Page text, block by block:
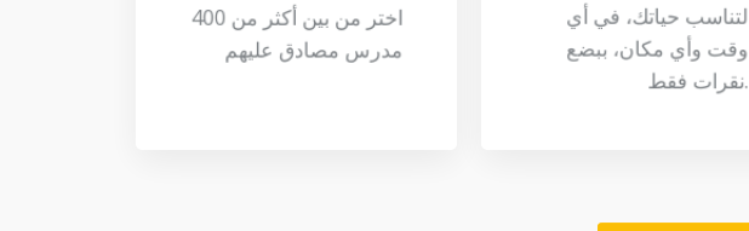
اختر من بين أكثر من 400
مدرس مصادق عليهم
لتناسب حياتك، في أي
وقت وأي مكان، ببضع
نقرات فقط.